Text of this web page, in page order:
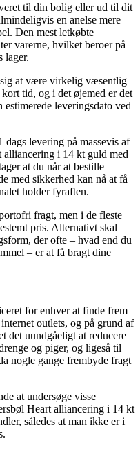
til din bolig eller ud til dit
en anelse mere
Den mest letkøbte
varerne, hvilket beroer på
lager.
at være virkelig væsentlig
tid, og i det øjemed er det
leveringsdato ved
levering på massevis af
alliancering i 14 kt guld med
at du når at bestille
med sikkerhed kan nå at få
holder fyraften.
fragt, men i de fleste
pris. Alternativt skal
der ofte – hvad end du
– er at få bragt dine
for enhver at finde frem
outlets, og på grund af
det uundgåeligt at reducere
og piger, og ligeså til
nogle gange frembyde fragt
at undersøge visse
Heart alliancering i 14 kt
således at man ikke er i